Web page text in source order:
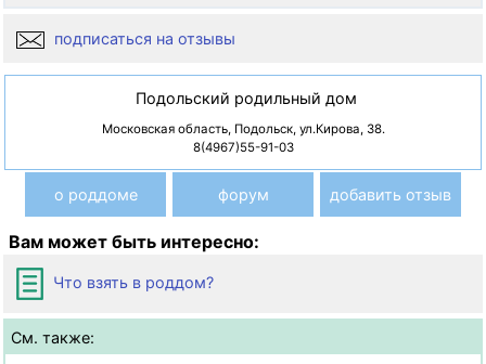
подписаться на отзывы
Подольский родильный дом
Московская область, Подольск, ул.Кирова, 38.
8(4967)55-91-03
о роддоме форум добавить отзыв
Вам может быть интересно:
Что взять в роддом?
См. также: